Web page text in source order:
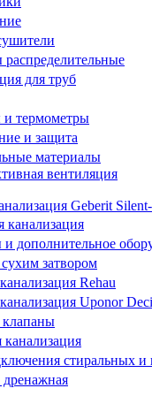
для труб
термометры
и защита
материалы
вентиляция
Geberit
канализация
и дополнительное
затвором
Rehau
Uponor
стиральных